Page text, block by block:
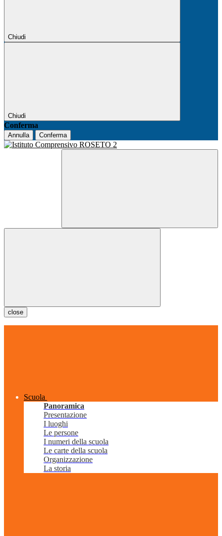
Chiudi
Chiudi
Conferma
Annulla Conferma
close
Scuola
Panoramica
Presentazione
I luoghi
Le persone
I numeri della scuola
Le carte della scuola
Organizzazione
La storia